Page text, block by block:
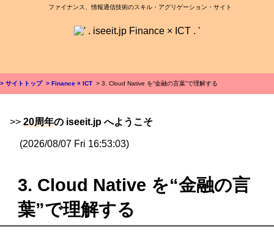
ファイナンス、情報通信技術のスキル・アグリゲーション・サイト
> サイトトップ > Finance × ICT > 3. Cloud Native を“金融の言葉”で理解する
>> 20周年の iseeit.jp へようこそ
(2026/08/07 Fri 16:53:03)
3. Cloud Native を“金融の言
葉”で理解する